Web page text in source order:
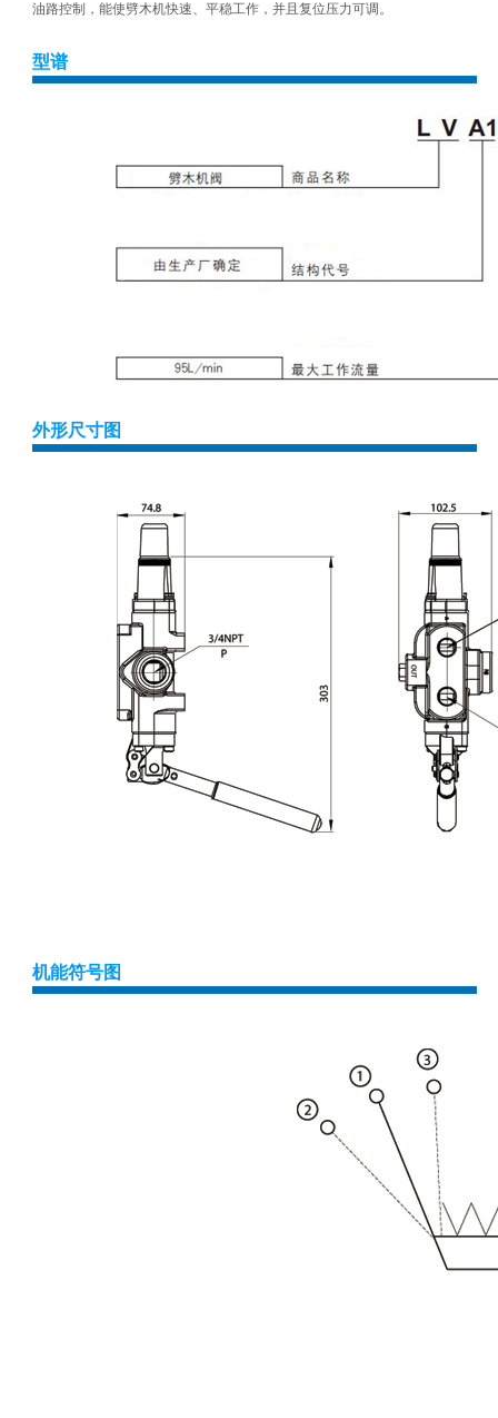
油路控制，能使劈木机快速、平稳工作，并且复位压力可调。
型谱
外形尺寸图
机能符号图